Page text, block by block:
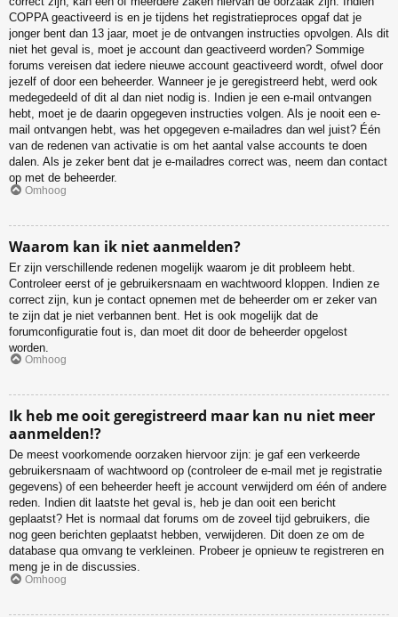
COPPA geactiveerd is en je tijdens het registratieproces opgaf dat je
jonger bent dan 13 jaar, moet je de ontvangen instructies opvolgen. Als dit
niet het geval is, moet je account dan geactiveerd worden? Sommige
forums vereisen dat iedere nieuwe account geactiveerd wordt, ofwel door
jezelf of door een beheerder. Wanneer je je geregistreerd hebt, werd ook
medegedeeld of dit al dan niet nodig is. Indien je een e-mail ontvangen
hebt, moet je de daarin opgegeven instructies volgen. Als je nooit een e-
mail ontvangen hebt, was het opgegeven e-mailadres dan wel juist? Één
van de redenen van activatie is om het aantal valse accounts te doen
dalen. Als je zeker bent dat je e-mailadres correct was, neem dan contact
op met de beheerder.
Omhoog
Waarom kan ik niet aanmelden?
Er zijn verschillende redenen mogelijk waarom je dit probleem hebt.
Controleer eerst of je gebruikersnaam en wachtwoord kloppen. Indien ze
correct zijn, kun je contact opnemen met de beheerder om er zeker van
te zijn dat je niet verbannen bent. Het is ook mogelijk dat de
forumconfiguratie fout is, dan moet dit door de beheerder opgelost
worden.
Omhoog
Ik heb me ooit geregistreerd maar kan nu niet meer
aanmelden!?
De meest voorkomende oorzaken hiervoor zijn: je gaf een verkeerde
gebruikersnaam of wachtwoord op (controleer de e-mail met je registratie
gegevens) of een beheerder heeft je account verwijderd om één of andere
reden. Indien dit laatste het geval is, heb je dan ooit een bericht
geplaatst? Het is normaal dat forums om de zoveel tijd gebruikers, die
nog geen berichten geplaatst hebben, verwijderen. Dit doen ze om de
database qua omvang te verkleinen. Probeer je opnieuw te registreren en
meng je in de discussies.
Omhoog